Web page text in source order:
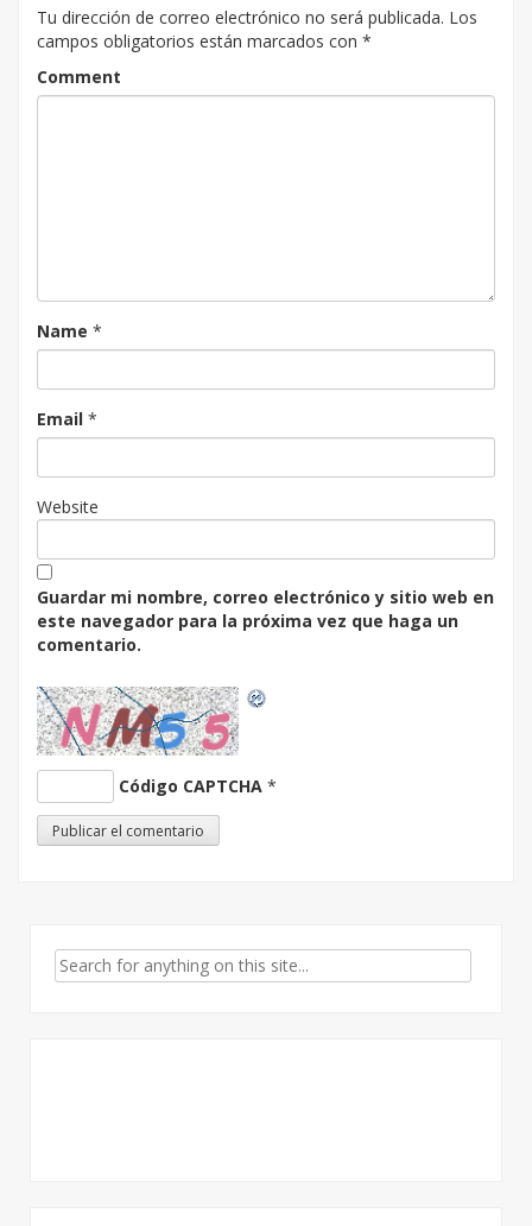
Tu dirección de correo electrónico no será publicada. Los
campos obligatorios están marcados con *
Comment
Name *
Email *
Website
Guardar mi nombre, correo electrónico y sitio web en
este navegador para la próxima vez que haga un
comentario.
Código CAPTCHA *
Search for: